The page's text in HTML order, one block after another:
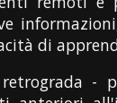
di
retrograda -